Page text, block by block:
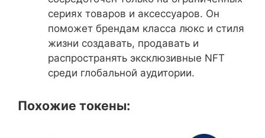
сериях товаров и аксессуаров. Он
поможет брендам класса люкс и стиля
жизни создавать, продавать и
распространять эксклюзивные NFT
среди глобальной аудитории.
Похожие токены: